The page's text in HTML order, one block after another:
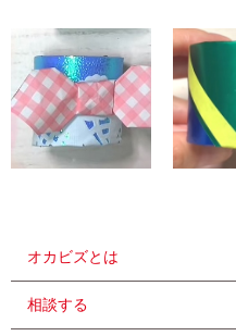
オカビズとは
相談する